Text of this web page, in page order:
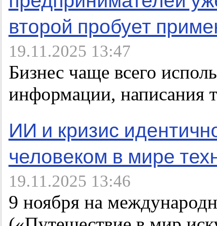
второй пробует
19.11.2025 13:47
Бизнес чаще всего
информации, написания
ИИ и кризис
человеком в мире
19.11.2025 13:46
9 ноября на